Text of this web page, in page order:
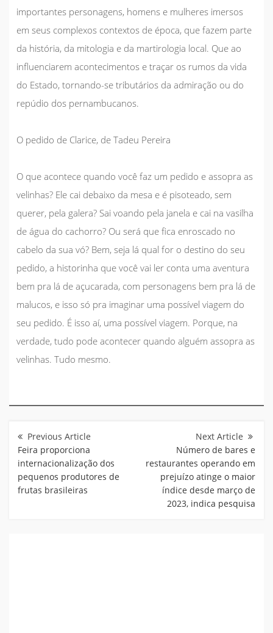
importantes personagens, homens e mulheres imersos
em seus complexos contextos de época, que fazem parte
da história, da mitologia e da martirologia local. Que ao
influenciarem acontecimentos e traçar os rumos da vida
do Estado, tornando-se tributários da admiração ou do
repúdio dos pernambucanos.
O pedido de Clarice, de Tadeu Pereira
O que acontece quando você faz um pedido e assopra as
velinhas? Ele cai debaixo da mesa e é pisoteado, sem
querer, pela galera? Sai voando pela janela e cai na vasilha
de água do cachorro? Ou será que fica enroscado no
cabelo da sua vó? Bem, seja lá qual for o destino do seu
pedido, a historinha que você vai ler conta uma aventura
bem pra lá de açucarada, com personagens bem pra lá de
malucos, e isso só pra imaginar uma possível viagem do
seu pedido. É isso aí, uma possível viagem. Porque, na
verdade, tudo pode acontecer quando alguém assopra as
velinhas. Tudo mesmo.
de
Post
Feira proporciona
internacionalização dos
pequenos produtores de
frutas brasileiras
Número de bares e
restaurantes operando em
prejuízo atinge o maior
índice desde março de
2023, indica pesquisa